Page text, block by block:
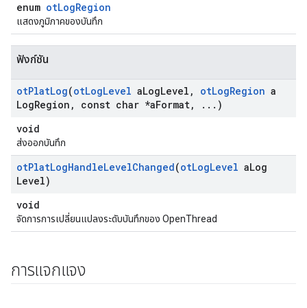
enum otLogRegion
แสดงภูมิภาคของบันทึก
ฟังก์ชัน
otPlatLog(otLogLevel aLogLevel , otLogRegion a
LogRegion , const char *aFormat, . . . )
void
ส่งออกบันทึก
otPlatLogHandleLevelChanged(otLogLevel aLog
Level)
void
จัดการการเปลี่ยนแปลงระดับบันทึกของ OpenThread
การแจกแจง